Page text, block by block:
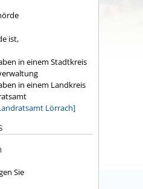
ist,
in einem Stadtkreis
in einem Landkreis
Lörrach]
Sie